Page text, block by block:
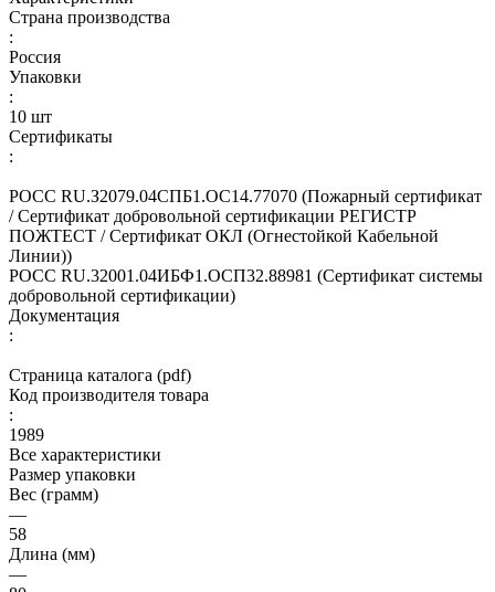
Страна производства
:
Россия
Упаковки
:
10 шт
Сертификаты
:
РОСС RU.З2079.04СПБ1.ОС14.77070 (Пожарный сертификат
/ Сертификат добровольной сертификации РЕГИСТР
ПОЖТЕСТ / Сертификат ОКЛ (Огнестойкой Кабельной
Линии))
РОСС RU.32001.04ИБФ1.ОСП32.88981 (Сертификат системы
добровольной сертификации)
Документация
:
Страница каталога (pdf)
Код производителя товара
:
1989
Все характеристики
Размер упаковки
Вес (грамм)
—
58
Длина (мм)
—